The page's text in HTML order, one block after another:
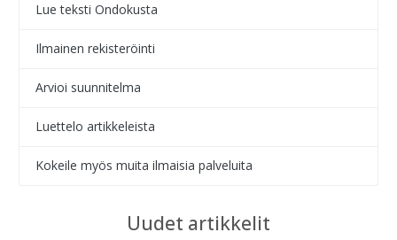
Lue teksti Ondokusta
Ilmainen rekisteröinti
Arvioi suunnitelma
Luettelo artikkeleista
Kokeile myös muita ilmaisia palveluita
Uudet artikkelit